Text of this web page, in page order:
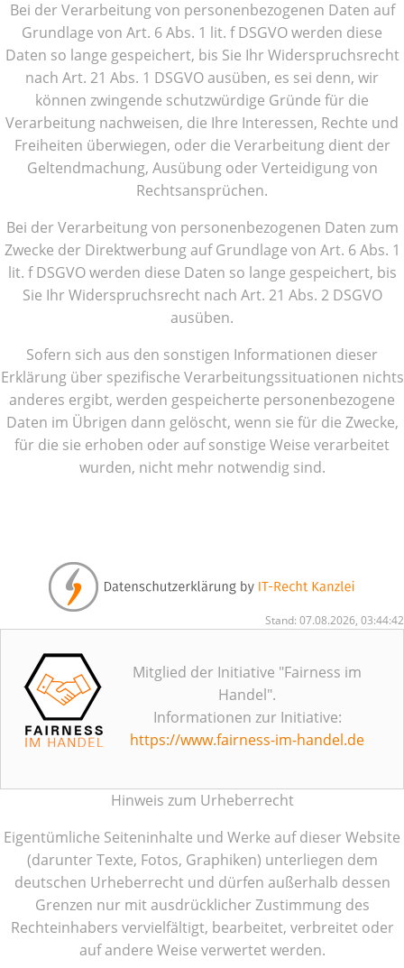
Bei der Verarbeitung von personenbezogenen Daten auf
Grundlage von Art. 6 Abs. 1 lit. f DSGVO werden diese
Daten so lange gespeichert, bis Sie Ihr Widerspruchsrecht
nach Art. 21 Abs. 1 DSGVO ausüben, es sei denn, wir
können zwingende schutzwürdige Gründe für die
Verarbeitung nachweisen, die Ihre Interessen, Rechte und
Freiheiten überwiegen, oder die Verarbeitung dient der
Geltendmachung, Ausübung oder Verteidigung von
Rechtsansprüchen.
Bei der Verarbeitung von personenbezogenen Daten zum
Zwecke der Direktwerbung auf Grundlage von Art. 6 Abs. 1
lit. f DSGVO werden diese Daten so lange gespeichert, bis
Sie Ihr Widerspruchsrecht nach Art. 21 Abs. 2 DSGVO
ausüben.
Sofern sich aus den sonstigen Informationen dieser
Erklärung über spezifische Verarbeitungssituationen nichts
anderes ergibt, werden gespeicherte personenbezogene
Daten im Übrigen dann gelöscht, wenn sie für die Zwecke,
für die sie erhoben oder auf sonstige Weise verarbeitet
wurden, nicht mehr notwendig sind.
Stand: 07.08.2026, 03:44:42
Mitglied der Initiative "Fairness im
Handel".
Informationen zur Initiative:
https://www.fairness-im-handel.de
Hinweis zum Urheberrecht
Eigentümliche Seiteninhalte und Werke auf dieser Website
(darunter Texte, Fotos, Graphiken) unterliegen dem
deutschen Urheberrecht und dürfen außerhalb dessen
Grenzen nur mit ausdrücklicher Zustimmung des
Rechteinhabers vervielfältigt, bearbeitet, verbreitet oder
auf andere Weise verwertet werden.